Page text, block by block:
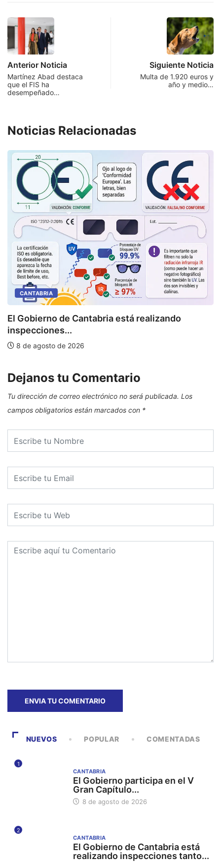
Anterior Noticia
Martínez Abad destaca
que el FIS ha
desempeñado…
Siguiente Noticia
Multa de 1.920 euros y
año y medio…
Noticias Relacionadas
CANTABRIA
El Gobierno de Cantabria está realizando
inspecciones...
8 de agosto de 2026
Dejanos tu Comentario
Tu dirección de correo electrónico no será publicada. Los
campos obligatorios están marcados con *
NUEVOS POPULAR COMENTADAS
1
CANTABRIA
El Gobierno participa en el V
Gran Capítulo...
8 de agosto de 2026
2
CANTABRIA
El Gobierno de Cantabria está
realizando inspecciones tanto...